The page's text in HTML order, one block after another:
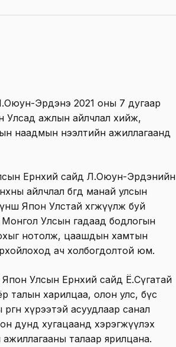
Эрдэнэ 2021 оны 7 дугаар
Улсад ажлын айлчлал хийж,
наадмын нээлтийн ажиллагаанд
Ерөнхий сайд Л.Оюун-Эрдэнийн
айлчлал бөгөөд манай улсын
Япон Улстай хөгжүүлж буй
Улсын гадаад бодлогын
нотолж, цаашдын хамтын
ач холбогдолтой юм.
Улсын Ерөнхий сайд Ё.Сүгатай
талын харилцаа, олон улс, бүс
хүрээтэй асуудлаар санал
дунд хугацаанд хэрэгжүүлэх
ажиллагааны талаар ярилцана.